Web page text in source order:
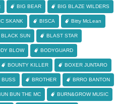
BIG BEAR BIG BLAZE WILDERS
SKANK BISCA Bitty McLean
BLACK SUN BLAST STAR
BLOW BODYGUARD
BOUNTY KILLER BOXER JUNTARO
BUSS BROTHER BRRO BANTON
BUN THE MC BURN&GROW MUSIC